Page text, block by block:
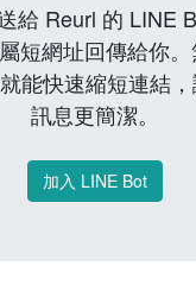
給 Reurl 的 LINE
短網址回傳給你
能快速縮短連結，
訊息更簡潔。
加入 LINE Bot